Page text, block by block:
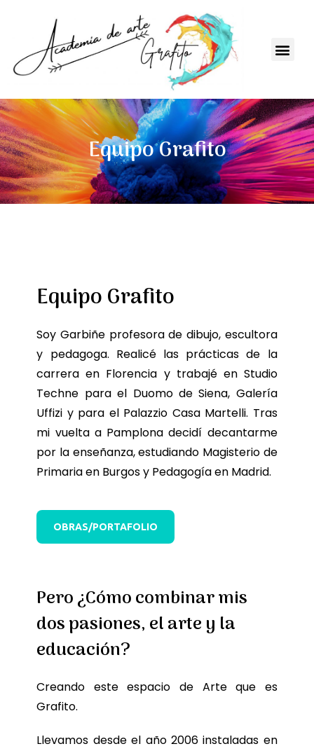
Equipo Grafito
Equipo Grafito
Soy Garbiñe profesora de dibujo, escultora
y pedagoga. Realicé las prácticas de la
carrera en Florencia y trabajé en Studio
Techne para el Duomo de Siena, Galería
Uffizi y para el Palazzio Casa Martelli. Tras
mi vuelta a Pamplona decidí decantarme
por la enseñanza, estudiando Magisterio de
Primaria en Burgos y Pedagogía en Madrid.
OBRAS/PORTAFOLIO
Pero ¿Cómo combinar mis
dos pasiones, el arte y la
educación?
Creando este espacio de Arte que es
Grafito.
Llevamos desde el año 2006 instaladas en